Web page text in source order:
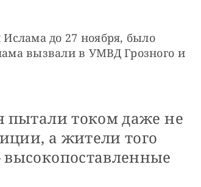
до 27 ноября, было
вызвали в УМВД Грозного и
пытали током даже не
а жители того